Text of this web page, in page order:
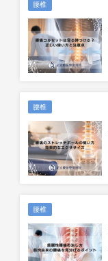
腰椎
腰椎
腰椎